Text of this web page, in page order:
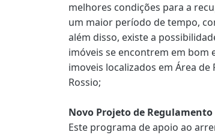
melhores condições para a
um maior período de tempo,
além disso, existe a
imóveis se encontrem em bom
imoveis localizados em Área
Rossio;
Novo Projeto de
Este programa de apoio ao